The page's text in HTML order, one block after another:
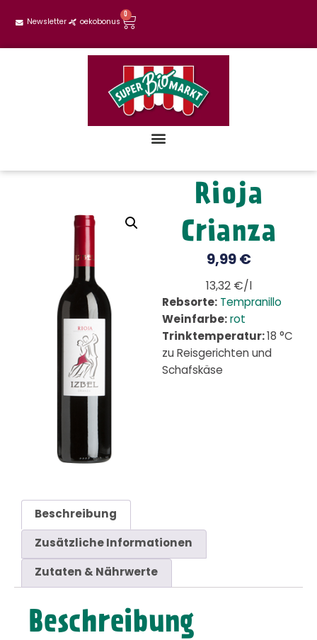
Newsletter oekobonus
0
Rioja
Crianza
9,99 €
13,32 €/l
Rebsorte: Tempranillo
Weinfarbe: rot
Trinktemperatur: 18 °C
zu Reisgerichten und
Schafskäse
Beschreibung
Zusätzliche Informationen
Zutaten & Nährwerte
Beschreibung